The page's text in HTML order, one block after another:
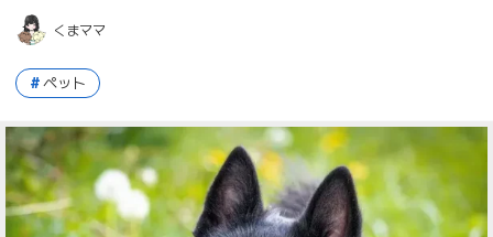
くまママ
ペット